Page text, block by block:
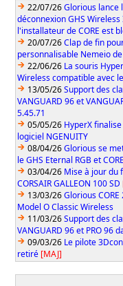
22/07/26Glorious lance
déconnexion GHS
l'installateur de CORE est
20/07/26Clap de fin
personnalisable Nemeio de
22/06/26 La souris
Wireless compatible avec
13/05/26Support des
VANGUARD 96 et
5.45.71
05/05/26 HyperX
logiciel NGENUITY
08/04/26Glorious se
le GHS Eternal RGB et
03/04/26 Mise à jour du
CORSAIR GALLEON 100 SD
13/03/26Glorious
Model O Classic Wireless
11/03/26Support des
VANGUARD 96 et PRO 96
09/03/26 Le pilote
retiré [MAJ]